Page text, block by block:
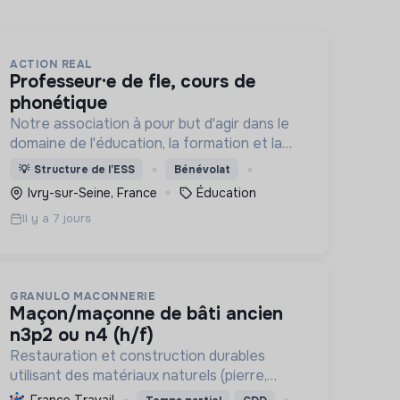
ACTION REAL
professeur·e de fle, cours de
phonétique
Notre association à pour but d'agir dans le
domaine de l'éducation, la formation et la
culture dans des milieux défavorisés
💡 Structure de l’ESS Bénévolat
Ivry-sur-Seine, France Éducation
Il y a 7 jours
GRANULO MACONNERIE
maçon/maçonne de bâti ancien
n3p2 ou n4 (h/f)
Restauration et construction durables
utilisant des matériaux naturels (pierre,
terre crue, chaux), intégrant conception et